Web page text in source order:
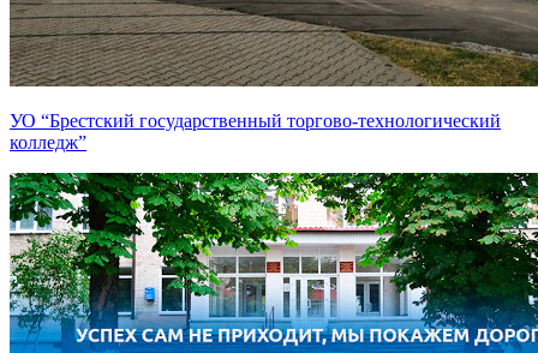
УО “Брестский государственный торгово-технологический
колледж”